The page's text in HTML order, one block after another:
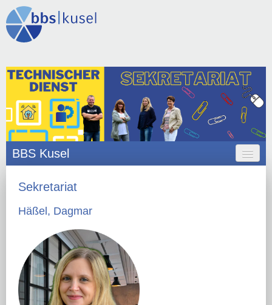
BBS Kusel
SCHULLEBEN
DOWNLOADS
LINKS
Sekretariat
Häßel, Dagmar